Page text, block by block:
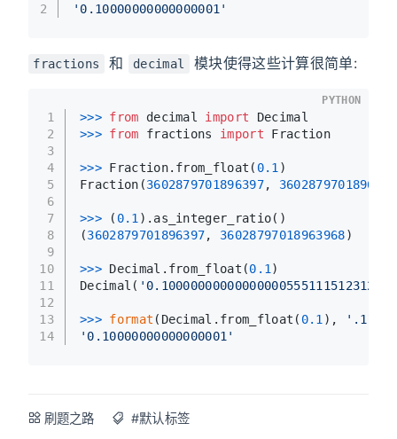
2
'0.10000000000000001'
fractions 和 decimal 模块使得这些计算很简单:
1
2
3
4
5
6
7
8
9
10
11
12
13
14
>>> from decimal import Decimal
>>> from fractions import Fraction
>>> Fraction.from_float( 0.1 )
Fraction(3602879701896397,
>>> ( 0.1 ).as_integer_ratio()
(3602879701896397, 36028797018963968)
>>> Decimal.from_float(0.1 )
Decimal(
>>> format (Decimal.from_float( 0.1 ), '.17'
'0.10000000000000001'
PYTHON
刷题之路 #默认标签